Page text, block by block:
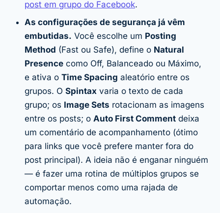
post em grupo do Facebook.
As configurações de segurança já vêm
embutidas. Você escolhe um Posting
Method (Fast ou Safe), define o Natural
Presence como Off, Balanceado ou Máximo,
e ativa o Time Spacing aleatório entre os
grupos. O Spintax varia o texto de cada
grupo; os Image Sets rotacionam as imagens
entre os posts; o Auto First Comment deixa
um comentário de acompanhamento (ótimo
para links que você prefere manter fora do
post principal). A ideia não é enganar ninguém
— é fazer uma rotina de múltiplos grupos se
comportar menos como uma rajada de
automação.